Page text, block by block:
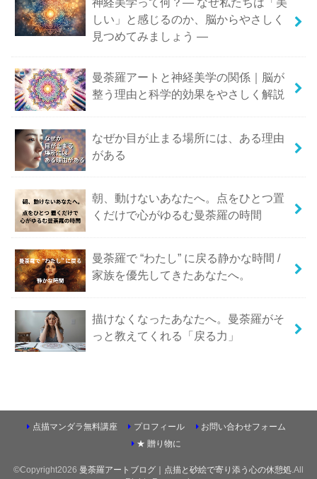
しい」と感じるのか、脳からやさしく
見つめてみましょう ―
曼荼羅アートと神経美学の関係｜脳が
整う理由と科学的効果をやさしく解説
なぜか目が止まる場所には、ある理由
がある
朝、動けないあなたへ。点をひとつ置
くだけで心がゆるむ曼荼羅の時間
曼荼羅で “わたし” に戻る静かな時間 /
家族を優先してきたあなたへ。
描けなくなったあなたへ。曼荼羅がそ
っと教えてくれる「戻る力」
点描マンダラ無料講座 プロフィール
お問い合わせフォーム
★ 贈り物に
©Copyright2026 曼荼羅アートブログ｜点描と砂絵で寄り添う心の休憩処 .All